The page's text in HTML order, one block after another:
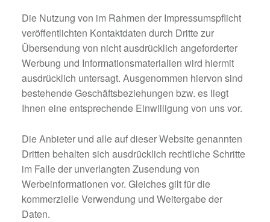
Die Nutzung von im Rahmen der Impressumspflicht
veröffentlichten Kontaktdaten durch Dritte zur
Übersendung von nicht ausdrücklich angeforderter
Werbung und Informationsmaterialien wird hiermit
ausdrücklich untersagt. Ausgenommen hiervon sind
bestehende Geschäftsbeziehungen bzw. es liegt
Ihnen eine entsprechende Einwilligung von uns vor.
Die Anbieter und alle auf dieser Website genannten
Dritten behalten sich ausdrücklich rechtliche Schritte
im Falle der unverlangten Zusendung von
Werbeinformationen vor. Gleiches gilt für die
kommerzielle Verwendung und Weitergabe der
Daten.